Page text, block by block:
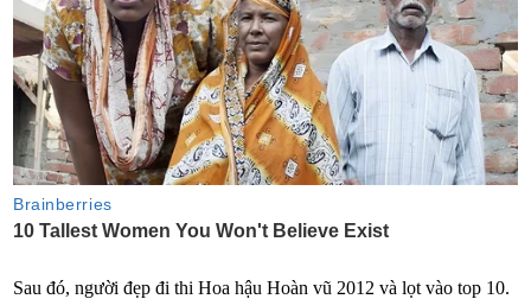
Sau đó, người đẹp đi thi Hoa hậu Hoàn vũ 2012 và lọt vào top 10.